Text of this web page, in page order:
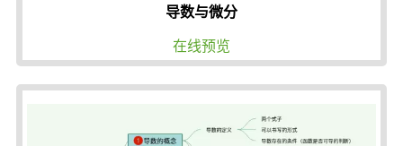
导数与微分
在线预览